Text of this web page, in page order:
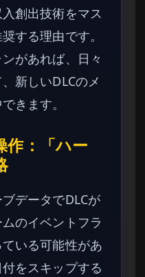
創出技術をマス
する理由です。
があれば、日々
新しいDLCのメ
きます。
作：「ハー
データでDLCが
のイベントフラ
いる可能性があ
をスキップする